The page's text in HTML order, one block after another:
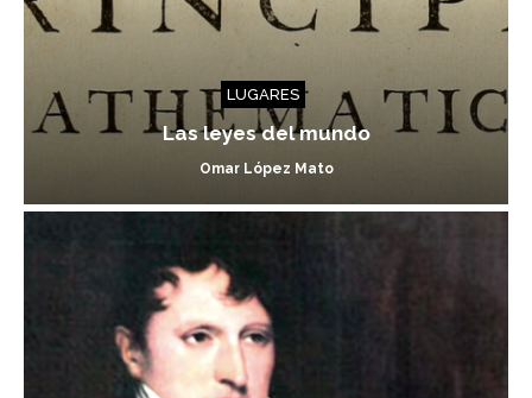
LUGARES
Las leyes del mundo
Omar López Mato